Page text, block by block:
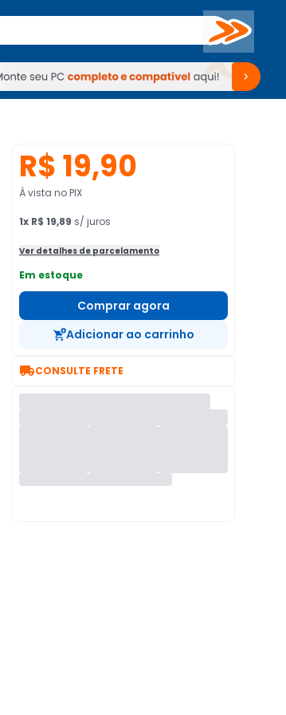
Buscar
Periféricos TV Venda no KaBuM!
TV Venda no KaBuM!
R$ 19,90
À vista no PIX
1x R$ 19,89 s/ juros
Ver detalhes de parcelamento
Em estoque
Comprar agora
Adicionar ao carrinho
CONSULTE FRETE